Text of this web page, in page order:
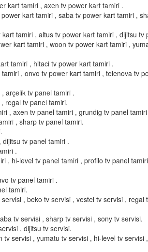
kart tamiri , axen tv power kart tamiri .
kart tamiri , saba tv power kart tamiri ,
tamiri , altus tv power kart tamiri , dijitsu tv
kart tamiri , woon tv power kart tamiri ,
tamiri , hitaci tv power kart tamiri .
, onvo tv power kart tamiri , telenova tv
arçelik tv panel tamiri .
regal tv panel tamiri.
, axen tv panel tamiri , grundig tv panel
, sharp tv panel tamiri.
tv panel tamiri .
.
, hi-level tv panel tamiri , profilo tv panel
tv panel tamiri .
tamiri.
, beko tv servisi , vestel tv servisi , regal
tv servisi , sharp tv servisi , sony tv servisi.
, dijitsu tv servisi.
tv servisi , yumatu tv servisi , hi-level tv